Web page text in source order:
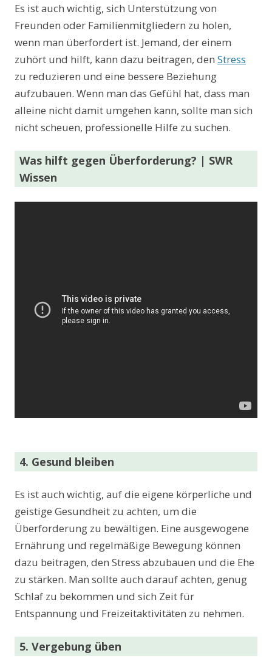
Es ist auch wichtig, sich Unterstützung von
Freunden oder Familienmitgliedern zu holen,
wenn man überfordert ist. Jemand, der einem
zuhört und hilft, kann dazu beitragen, den Stress
zu reduzieren und eine bessere Beziehung
aufzubauen. Wenn man das Gefühl hat, dass man
alleine nicht damit umgehen kann, sollte man sich
nicht scheuen, professionelle Hilfe zu suchen.
Was hilft gegen Überforderung? | SWR
Wissen
4. Gesund bleiben
Es ist auch wichtig, auf die eigene körperliche und
geistige Gesundheit zu achten, um die
Überforderung zu bewältigen. Eine ausgewogene
Ernährung und regelmäßige Bewegung können
dazu beitragen, den Stress abzubauen und die Ehe
zu stärken. Man sollte auch darauf achten, genug
Schlaf zu bekommen und sich Zeit für
Entspannung und Freizeitaktivitäten zu nehmen.
5. Vergebung üben